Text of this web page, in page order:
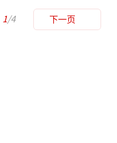
1/4 下一页